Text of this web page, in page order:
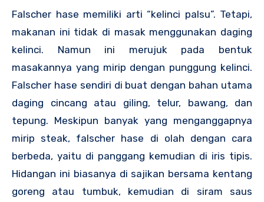
Falscher hase memiliki arti “kelinci palsu”. Tetapi,
makanan ini tidak di masak menggunakan daging
kelinci. Namun ini merujuk pada bentuk
masakannya yang mirip dengan punggung kelinci.
Falscher hase sendiri di buat dengan bahan utama
daging cincang atau giling, telur, bawang, dan
tepung. Meskipun banyak yang menganggapnya
mirip steak, falscher hase di olah dengan cara
berbeda, yaitu di panggang kemudian di iris tipis.
Hidangan ini biasanya di sajikan bersama kentang
goreng atau tumbuk, kemudian di siram saus